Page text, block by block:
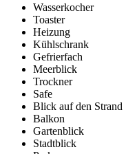
Wasserkocher
Toaster
Heizung
Kühlschrank
Gefrierfach
Meerblick
Trockner
Safe
Blick auf den Strand
Balkon
Gartenblick
Stadtblick